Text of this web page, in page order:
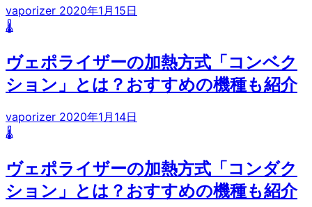
vaporizer 2020年1月15日
🌡️
ヴェポライザーの加熱方式「コンベク
ション」とは？おすすめの機種も紹介
vaporizer 2020年1月14日
🌡️
ヴェポライザーの加熱方式「コンダク
ション」とは？おすすめの機種も紹介